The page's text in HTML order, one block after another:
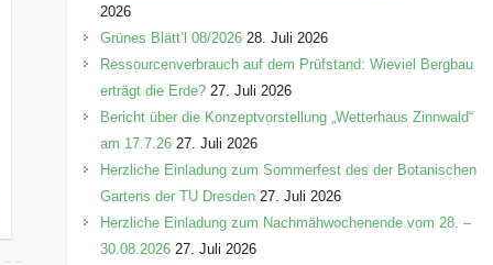
e
n
2026
Grünes Blätt’l 08/2026 28. Juli 2026
Ressourcenverbrauch auf dem Prüfstand: Wieviel Bergbau
erträgt die Erde? 27. Juli 2026
Bericht über die Konzeptvorstellung „Wetterhaus Zinnwald“
am 17.7.26 27. Juli 2026
Herzliche Einladung zum Sommerfest des der Botanischen
Gartens der TU Dresden 27. Juli 2026
Herzliche Einladung zum Nachmähwochenende vom 28. –
30.08.2026 27. Juli 2026